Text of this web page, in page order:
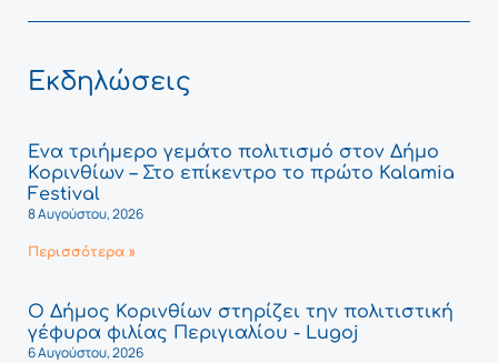
Εκδηλώσεις
Ένα τριήμερο γεμάτο πολιτισμό στον Δήμο
Κορινθίων – Στο επίκεντρο το πρώτο Kalamia
Festival
8 Αυγούστου, 2026
Περισσότερα »
Ο Δήμος Κορινθίων στηρίζει την πολιτιστική
γέφυρα φιλίας Περιγιαλίου - Lugoj
6 Αυγούστου, 2026